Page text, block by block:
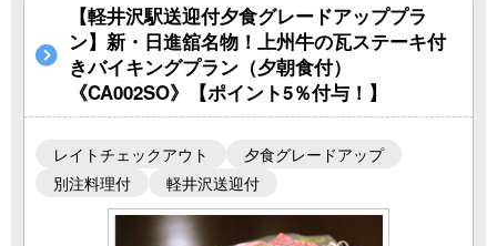
【軽井沢駅送迎付夕食グレードアッププラ
ン】新・日進舘名物！上州牛の瓦ステーキ付
きバイキングプラン（夕朝食付）
《CA002SO》【ポイント5％付与！】
レイトチェックアウト
夕食グレードアップ
別注料理付
軽井沢送迎付